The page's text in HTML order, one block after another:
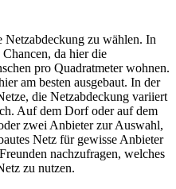
Netzabdeckung zu wählen. In
da hier die
pro Quadratmeter wohnen.
am besten ausgebaut. In der
die Netzabdeckung variiert
Auf dem Dorf oder auf dem
zwei Anbieter zur Auswahl,
Netz für gewisse Anbieter
nachzufragen, welches
zu nutzen.